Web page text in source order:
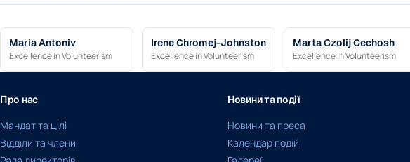
Maria Antoniv
Excellence in Volunteerism
Irene Chromej-Johnston
Excellence in Volunteerism
Marta Czolij Cechosh
Excellence in Volunteerism
Про нас
Мандат та цілі
Відділи та члени
Новини та події
Новини та преса
Календар подій